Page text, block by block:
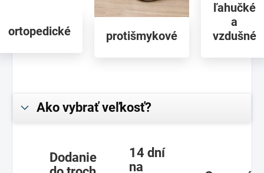
ortopedické protišmykové
ľahučké
a
vzdušné
Ako vybrať veľkosť?
Dodanie
14 dní
na